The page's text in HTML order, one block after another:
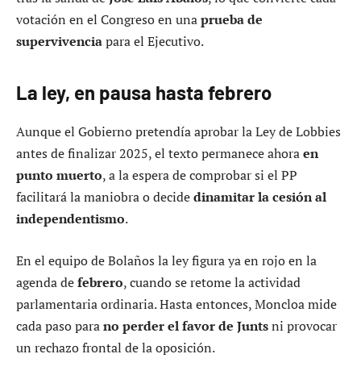
votación en el Congreso en unaprueba de
supervivenciapara el Ejecutivo.
La ley, en pausa hasta febrero
Aunque el Gobierno pretendía aprobar la Ley de Lobbies
antes de finalizar 2025, el texto permanece ahoraen
punto muerto, a la espera de comprobar si el PP
facilitará la maniobra o decidedinamitar la cesión al
independentismo.
En el equipo de Bolaños la ley figura ya en rojo en la
agenda defebrero, cuando se retome la actividad
parlamentaria ordinaria. Hasta entonces, Moncloa mide
cada paso parano perder el favor de Juntsni provocar
un rechazo frontal de la oposición.